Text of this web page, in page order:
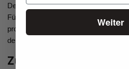
Der Schleudergang darf 800
Für schwere und große
professionelle Reinigung. So bleiben
der Schurwolldecke langfristig erhalten.
Zusätzliche
Weiter